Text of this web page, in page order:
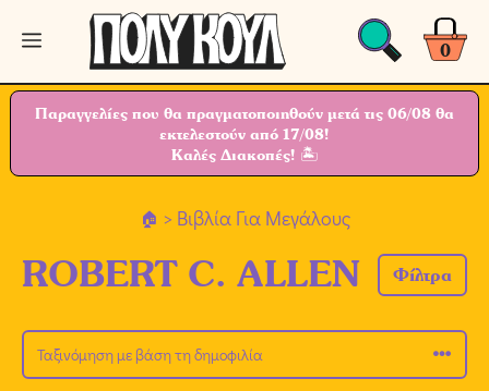
Μετάβαση
περιεχόμενο
0
Μενού
Παραγγελίες που θα πραγματοποιηθούν μετά τις 06/08 θα
εκτελεστούν από 17/08!
Καλές Διακοπές! 🏝
> Βιβλία Για Μεγάλους
ROBERT C. ALLEN Φίλτρα